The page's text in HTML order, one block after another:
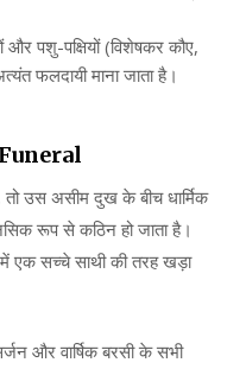
और पशु-पक्षियों (विशेषकर कौए,
फलदायी माना जाता है।
Funeral
उस असीम दुख के बीच धार्मिक
रूप से कठिन हो जाता है।
एक सच्चे साथी की तरह खड़ा
और वार्षिक बरसी के सभी